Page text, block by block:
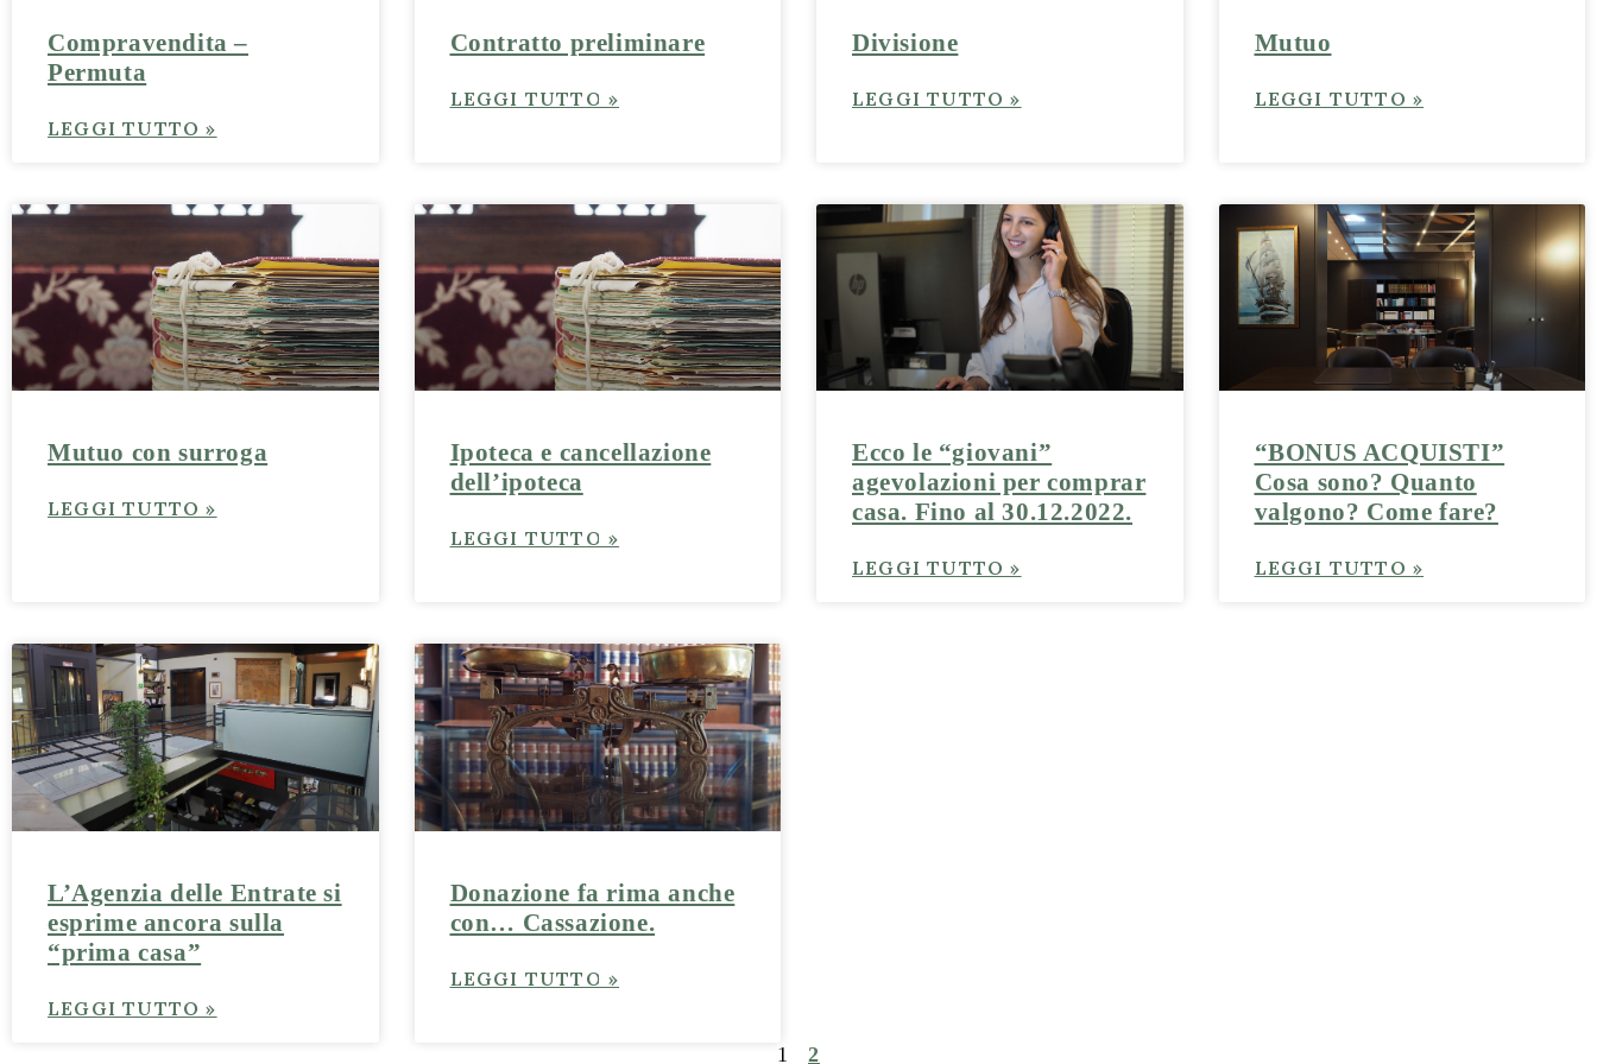
Compravendita –
Permuta
LEGGI TUTTO »
Contratto preliminare
LEGGI TUTTO »
Divisione
LEGGI TUTTO »
Mutuo
LEGGI TUTTO »
Mutuo con surroga
LEGGI TUTTO »
Ipoteca e cancellazione
dell’ipoteca
LEGGI TUTTO »
Ecco le “giovani”
agevolazioni per comprar
casa. Fino al 30.12.2022.
LEGGI TUTTO »
“BONUS ACQUISTI”
Cosa sono? Quanto
valgono? Come fare?
LEGGI TUTTO »
L’Agenzia delle Entrate si
esprime ancora sulla
“prima casa”
LEGGI TUTTO »
Donazione fa rima anche
con… Cassazione.
LEGGI TUTTO »
1 2